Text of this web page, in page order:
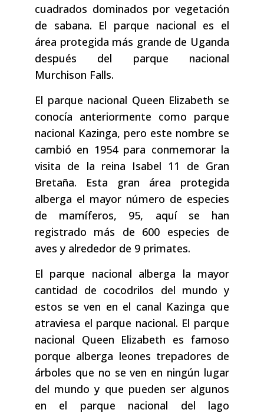
cuadrados dominados por vegetación
de sabana. El parque nacional es el
área protegida más grande de Uganda
después del parque nacional
Murchison Falls.
El parque nacional Queen Elizabeth se
conocía anteriormente como parque
nacional Kazinga, pero este nombre se
cambió en 1954 para conmemorar la
visita de la reina Isabel 11 de Gran
Bretaña. Esta gran área protegida
alberga el mayor número de especies
de mamíferos, 95, aquí se han
registrado más de 600 especies de
aves y alrededor de 9 primates.
El parque nacional alberga la mayor
cantidad de cocodrilos del mundo y
estos se ven en el canal Kazinga que
atraviesa el parque nacional. El parque
nacional Queen Elizabeth es famoso
porque alberga leones trepadores de
árboles que no se ven en ningún lugar
del mundo y que pueden ser algunos
en el parque nacional del lago